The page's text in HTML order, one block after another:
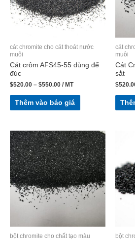
cát chromite cho cát thoát nước
muôi
Cát crôm AFS45-55 dùng để
đúc
$520.00 – $550.00 / MT
Thêm vào báo giá
cát
muôi
Cát
sắt
$
bột chromite cho chất tạo màu bột